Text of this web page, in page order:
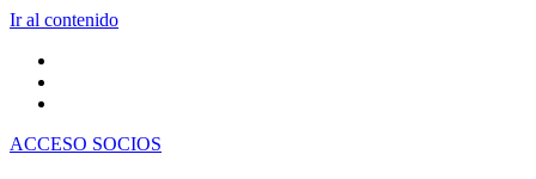
Ir al contenido
ACCESO SOCIOS